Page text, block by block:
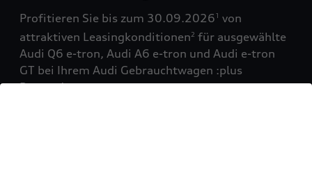
Profitieren Sie bis zum 30.09.20261 von
attraktiven Leasingkonditionen2 für ausgewählte
Audi Q6 e-tron, Audi A6 e-tron und Audi e-tron
GT bei Ihrem Audi Gebrauchtwagen :plus
Partner!